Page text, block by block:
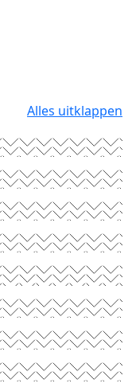
Alles uitklappen